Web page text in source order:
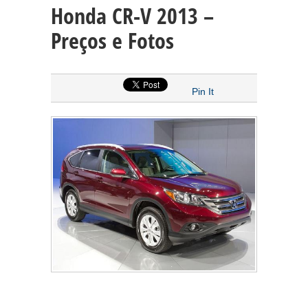
Honda CR-V 2013 –
Preços e Fotos
Pin It